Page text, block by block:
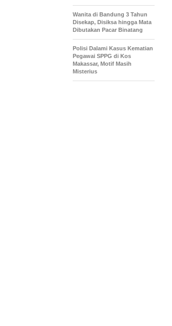
Wanita di Bandung 3 Tahun
Disekap, Disiksa hingga Mata
Dibutakan Pacar Binatang
Polisi Dalami Kasus Kematian
Pegawai SPPG di Kos
Makassar, Motif Masih
Misterius